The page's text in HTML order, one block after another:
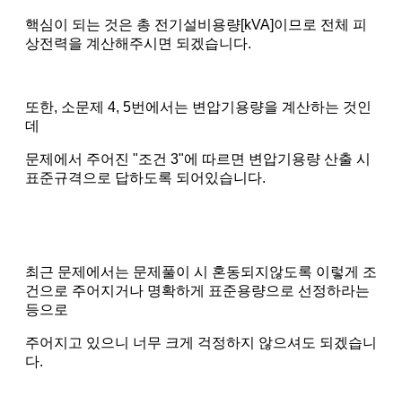
핵심이 되는 것은 총 전기설비용량[kVA]이므로 전체 피
상전력을 계산해주시면 되겠습니다.
또한, 소문제 4, 5번에서는 변압기용량을 계산하는 것인
데
문제에서 주어진 "조건 3"에 따르면 변압기용량 산출 시
표준규격으로 답하도록 되어있습니다.
최근 문제에서는 문제풀이 시 혼동되지않도록 이렇게 조
건으로 주어지거나 명확하게 표준용량으로 선정하라는
등으로
주어지고 있으니 너무 크게 걱정하지 않으셔도 되겠습니
다.